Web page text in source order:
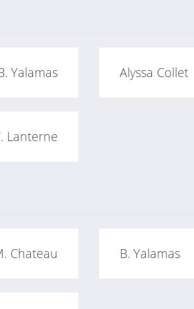
Yalamas Alyssa Collet
Lanterne
Chateau B. Yalamas